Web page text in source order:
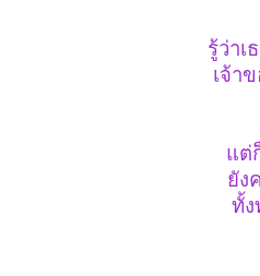
รู้ว่าเ
เจ้า
แต่
ยัง
ทั้ง